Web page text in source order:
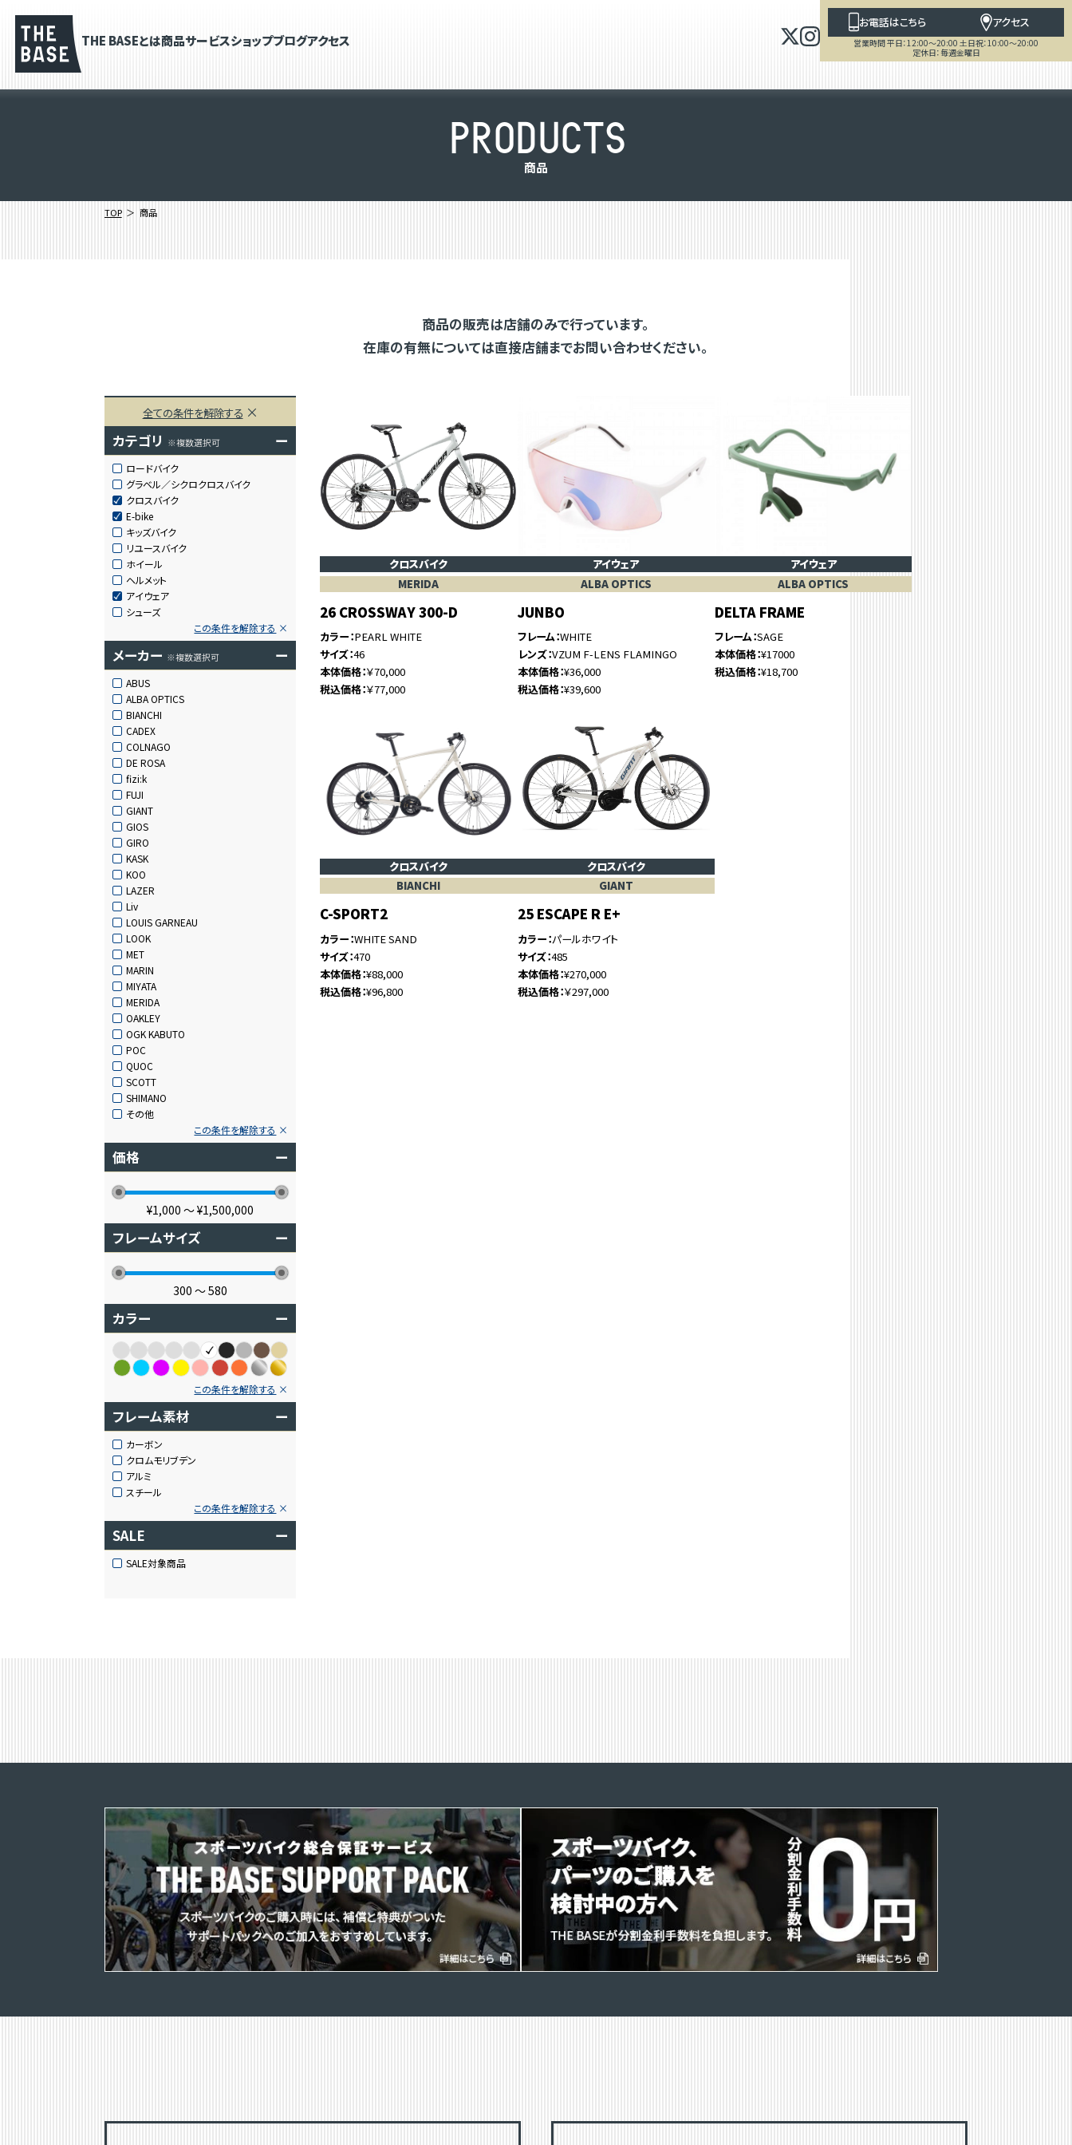
THE BASEとは商品サービスショップブログアクセス
お電話はこちら アクセス
営業時間 平日：12:00～20:00 土日祝：10:00～20:00
定休日：毎週金曜日
PRODUCTS
商品
TOP 商品
商品の販売は店舗のみで行っています。
在庫の有無については直接店舗までお問い合わせください。
全ての条件を解除する
カテゴリ ※複数選択可 ー
ロードバイク
グラベル／シクロクロスバイク
クロスバイク
E-bike
キッズバイク
リユースバイク
ホイール
ヘルメット
アイウェア
シューズ
この条件を解除する
メーカー ※複数選択可 ー
ABUS
ALBA OPTICS
BIANCHI
CADEX
COLNAGO
DE ROSA
fizi:k
FUJI
GIANT
GIOS
GIRO
KASK
KOO
LAZER
Liv
LOUIS GARNEAU
LOOK
MET
MARIN
MIYATA
MERIDA
OAKLEY
OGK KABUTO
POC
QUOC
SCOTT
SHIMANO
その他
この条件を解除する
価格 ー
¥1,000 〜¥1,500,000
フレームサイズ ー
300 〜580
カラー ー
この条件を解除する
フレーム素材 ー
カーボン
クロムモリブデン
アルミ
スチール
この条件を解除する
SALE ー
SALE対象商品
クロスバイク
MERIDA
26 CROSSWAY 300-D
カラー PEARL WHITE
サイズ 46
本体価格 ￥70,000
税込価格 ￥77,000
アイウェア
ALBA OPTICS
JUNBO
フレーム WHITE
レンズ VZUM F-LENS FLAMINGO
本体価格 ¥36,000
税込価格 ¥39,600
アイウェア
ALBA OPTICS
DELTA FRAME
フレーム SAGE
本体価格 ¥17000
税込価格 ¥18,700
クロスバイク
BIANCHI
C-SPORT2
カラー WHITE SAND
サイズ 470
本体価格 ¥88,000
税込価格 ¥96,800
クロスバイク
GIANT
25 ESCAPE R E+
カラー パールホワイト
サイズ 485
本体価格 ¥270,000
税込価格 ￥297,000